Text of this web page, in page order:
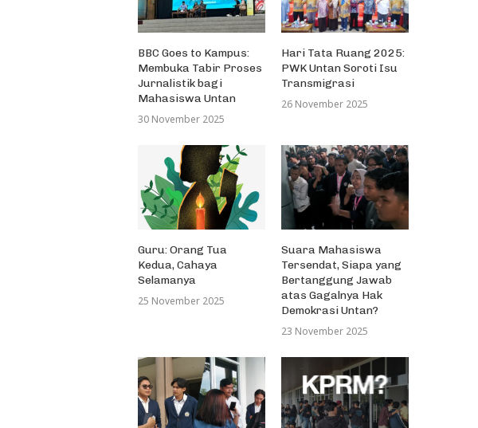
BBC Goes to Kampus:
Membuka Tabir Proses
Jurnalistik bagi
Mahasiswa Untan
30 November 2025
Hari Tata Ruang 2025:
PWK Untan Soroti Isu
Transmigrasi
26 November 2025
Guru: Orang Tua
Kedua, Cahaya
Selamanya
25 November 2025
Suara Mahasiswa
Tersendat, Siapa yang
Bertanggung Jawab
atas Gagalnya Hak
Demokrasi Untan?
23 November 2025